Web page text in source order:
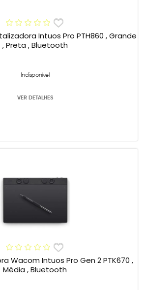
Intuos Pro PTH860 , Grande
, Preta , Bluetooth
Indisponível
VER DETALHES
Wacom Intuos Pro Gen 2 PTK670 ,
Média , Bluetooth